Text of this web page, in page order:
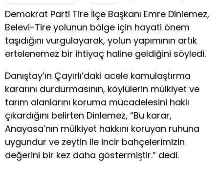
Demokrat Parti Tire İlçe Başkanı Emre Dinlemez,
Belevi-Tire yolunun bölge için hayati önem
taşıdığını vurgulayarak, yolun yapımının artık
ertelenemez bir ihtiyaç haline geldiğini söyledi.
Danıştay’ın Çayırlı’daki acele kamulaştırma
kararını durdurmasının, köylülerin mülkiyet ve
tarım alanlarını koruma mücadelesini haklı
çıkardığını belirten Dinlemez, “Bu karar,
Anayasa’nın mülkiyet hakkını koruyan ruhuna
uygundur ve zeytin ile incir bahçelerimizin
değerini bir kez daha göstermiştir.” dedi.